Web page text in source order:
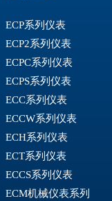
ECP系列仪表
ECP2系列仪表
ECPC系列仪表
ECPS系列仪表
ECC系列仪表
ECCW系列仪表
ECH系列仪表
ECT系列仪表
ECCS系列仪表
ECM机械仪表系列